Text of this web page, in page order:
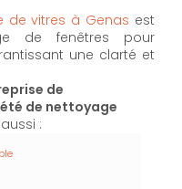
de vitres à Genas est
de fenêtres pour
une clarté et
de
de nettoyage
: